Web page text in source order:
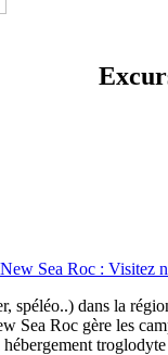
spéléo..) dans la
Sea Roc gère les
hébergement